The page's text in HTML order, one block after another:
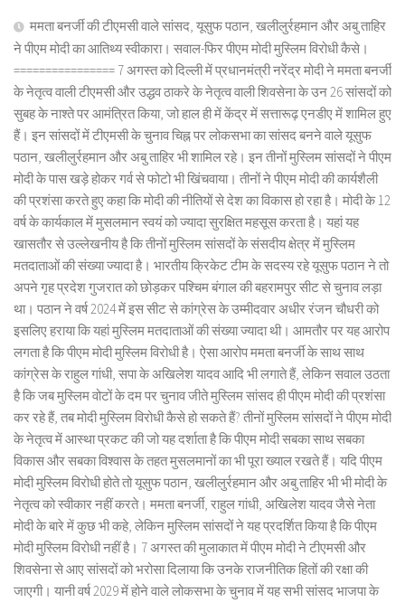
ममता बनर्जी की टीएमसी वाले सांसद, यूसुफ पठान, खलीलुर्रहमान और अबु ताहिर
ने पीएम मोदी का आतिथ्य स्वीकारा। सवाल-फिर पीएम मोदी मुस्लिम विरोधी कैसे।
================ 7 अगस्त को दिल्ली में प्रधानमंत्री नरेंद्र मोदी ने ममता बनर्जी
के नेतृत्व वाली टीएमसी और उद्धव ठाकरे के नेतृत्व वाली शिवसेना के उन 26 सांसदों को
सुबह के नाश्ते पर आमंत्रित किया, जो हाल ही में केंद्र में सत्तारूढ़ एनडीए में शामिल हुए
हैं। इन सांसदों में टीएमसी के चुनाव चिह्न पर लोकसभा का सांसद बनने वाले यूसुफ
पठान, खलीलुर्रहमान और अबु ताहिर भी शामिल रहे। इन तीनों मुस्लिम सांसदों ने पीएम
मोदी के पास खड़े होकर गर्व से फोटो भी खिंचवाया। तीनों ने पीएम मोदी की कार्यशैली
की प्रशंसा करते हुए कहा कि मोदी की नीतियों से देश का विकास हो रहा है। मोदी के 12
वर्ष के कार्यकाल में मुसलमान स्वयं को ज्यादा सुरक्षित महसूस करता है। यहां यह
खासतौर से उल्लेखनीय है कि तीनों मुस्लिम सांसदों के संसदीय क्षेत्र में मुस्लिम
मतदाताओं की संख्या ज्यादा है। भारतीय क्रिकेट टीम के सदस्य रहे यूसुफ पठान ने तो
अपने गृह प्रदेश गुजरात को छोड़कर पश्चिम बंगाल की बहरामपुर सीट से चुनाव लड़ा
था। पठान ने वर्ष 2024 में इस सीट से कांग्रेस के उम्मीदवार अधीर रंजन चौधरी को
इसलिए हराया कि यहां मुस्लिम मतदाताओं की संख्या ज्यादा थी। आमतौर पर यह आरोप
लगता है कि पीएम मोदी मुस्लिम विरोधी है। ऐसा आरोप ममता बनर्जी के साथ साथ
कांग्रेस के राहुल गांधी, सपा के अखिलेश यादव आदि भी लगाते हैं, लेकिन सवाल उठता
है कि जब मुस्लिम वोटों के दम पर चुनाव जीते मुस्लिम सांसद ही पीएम मोदी की प्रशंसा
कर रहे हैं, तब मोदी मुस्लिम विरोधी कैसे हो सकते हैं? तीनों मुस्लिम सांसदों ने पीएम मोदी
के नेतृत्व में आस्था प्रकट की जो यह दर्शाता है कि पीएम मोदी सबका साथ सबका
विकास और सबका विश्वास के तहत मुसलमानों का भी पूरा ख्याल रखते हैं। यदि पीएम
मोदी मुस्लिम विरोधी होते तो यूसुफ पठान, खलीलुर्रहमान और अबु ताहिर भी भी मोदी के
नेतृत्व को स्वीकार नहीं करते। ममता बनर्जी, राहुल गांधी, अखिलेश यादव जैसे नेता
मोदी के बारे में कुछ भी कहे, लेकिन मुस्लिम सांसदों ने यह प्रदर्शित किया है कि पीएम
मोदी मुस्लिम विरोधी नहीं है। 7 अगस्त की मुलाकात में पीएम मोदी ने टीएमसी और
शिवसेना से आए सांसदों को भरोसा दिलाया कि उनके राजनीतिक हितों की रक्षा की
जाएगी। यानी वर्ष 2029 में होने वाले लोकसभा के चुनाव में यह सभी सांसद भाजपा के